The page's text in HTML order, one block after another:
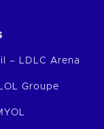
– LDLC Arena
OL Groupe